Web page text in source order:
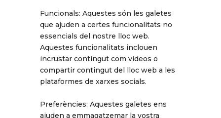
Funcionals: Aquestes són les galetes
que ajuden a certes funcionalitats no
essencials del nostre lloc web.
Aquestes funcionalitats inclouen
incrustar contingut com vídeos o
compartir contingut del lloc web a les
plataformes de xarxes socials.
Preferències: Aquestes galetes ens
ajuden a emmagatzemar la vostra